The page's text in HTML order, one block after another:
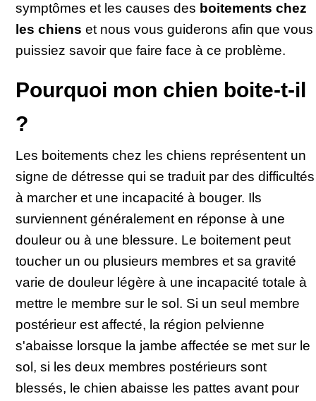
symptômes et les causes des boitements chez
les chiens et nous vous guiderons afin que vous
puissiez savoir que faire face à ce problème.
Pourquoi mon chien boite-t-il
?
Les boitements chez les chiens représentent un
signe de détresse qui se traduit par des difficultés
à marcher et une incapacité à bouger. Ils
surviennent généralement en réponse à une
douleur ou à une blessure. Le boitement peut
toucher un ou plusieurs membres et sa gravité
varie de douleur légère à une incapacité totale à
mettre le membre sur le sol. Si un seul membre
postérieur est affecté, la région pelvienne
s'abaisse lorsque la jambe affectée se met sur le
sol, si les deux membres postérieurs sont
blessés, le chien abaisse les pattes avant pour